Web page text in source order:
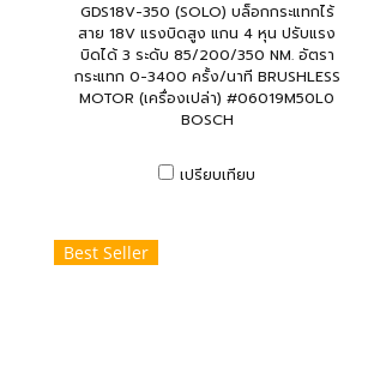
GDS18V-350 (SOLO) บล็อกกระแทกไร้
สาย 18V แรงบิดสูง แกน 4 หุน ปรับแรง
บิดได้ 3 ระดับ 85/200/350 NM. อัตรา
กระแทก 0-3400 ครั้ง/นาที BRUSHLESS
MOTOR (เครื่องเปล่า) #06019M50L0
BOSCH
เปรียบเทียบ
Best Seller